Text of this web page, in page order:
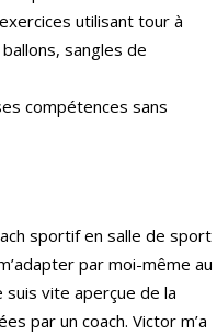
utilisant tour à
sangles de
compétences sans
sportif en salle de sport
par moi-même au
vite aperçue de la
par un coach. Victor m’a